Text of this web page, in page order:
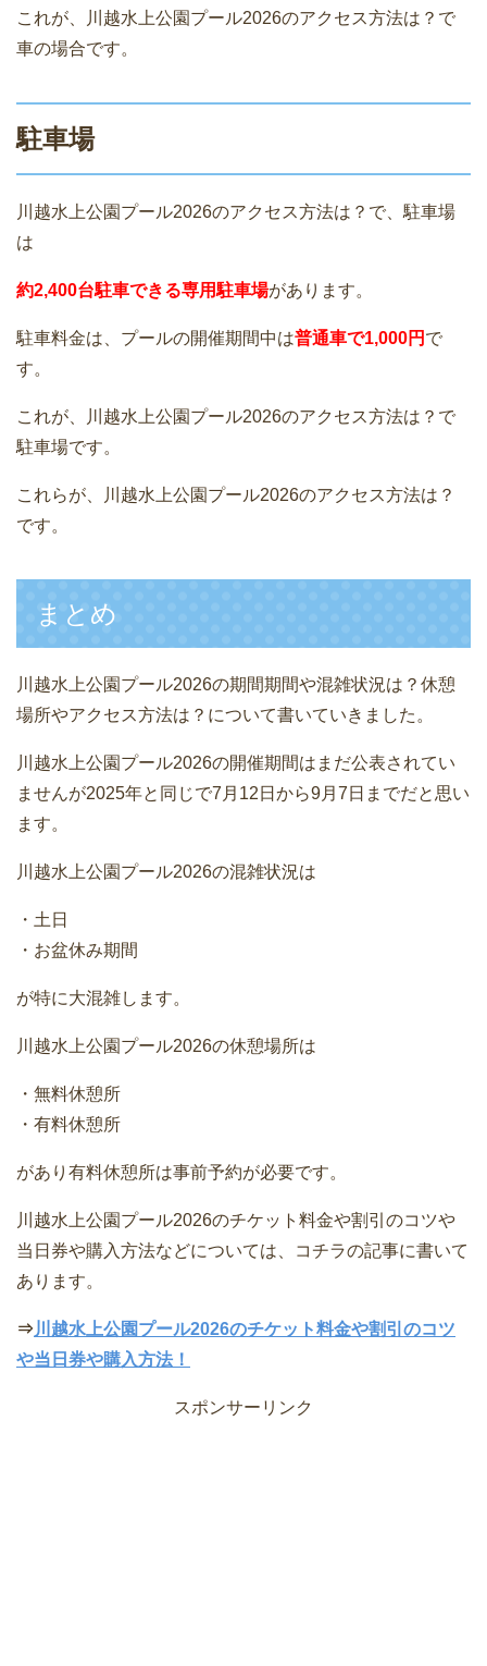
これが、川越水上公園プール2026のアクセス方法は？で
車の場合です。
駐車場
川越水上公園プール2026のアクセス方法は？で、駐車場
は
約2,400台駐車できる専用駐車場があります。
駐車料金は、プールの開催期間中は普通車で1,000円 で
す。
これが、川越水上公園プール2026のアクセス方法は？で
駐車場です。
これらが、川越水上公園プール2026のアクセス方法は？
です。
まとめ
川越水上公園プール2026の期間期間や混雑状況は？休憩
場所やアクセス方法は？について書いていきました。
川越水上公園プール2026の開催期間はまだ公表されてい
ませんが2025年と同じで7月12日から9月7日までだと思い
ます。
川越水上公園プール2026の混雑状況は
・土日
・お盆休み期間
が特に大混雑します。
川越水上公園プール2026の休憩場所は
・無料休憩所
・有料休憩所
があり有料休憩所は事前予約が必要です。
川越水上公園プール2026のチケット料金や割引のコツや
当日券や購入方法などについては、コチラの記事に書いて
あります。
⇒川越水上公園プール2026のチケット料金や割引のコツ
や当日券や購入方法！
スポンサーリンク